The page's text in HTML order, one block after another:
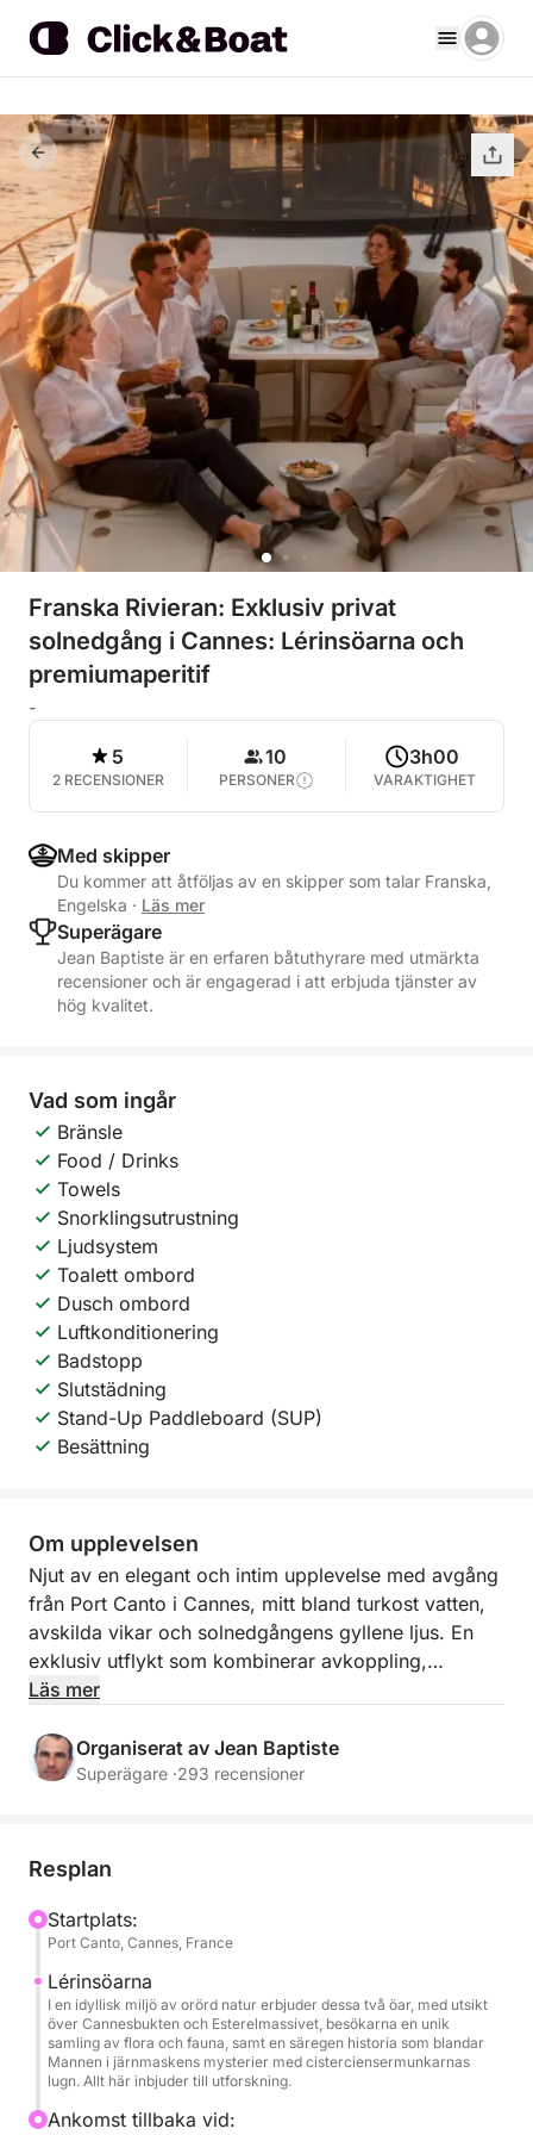
Franska Rivieran: Exklusiv privat
solnedgång i Cannes: Lérinsöarna och
premiumaperitif
-
5
2 RECENSIONER
10
PERSONER
3h00
VARAKTIGHET
Med skipper
Du kommer att åtföljas av en skipper som talar Franska,
Engelska · Läs mer
Superägare
Jean Baptiste är en erfaren båtuthyrare med utmärkta
recensioner och är engagerad i att erbjuda tjänster av
hög kvalitet.
Vad som ingår
Bränsle
Food / Drinks
Towels
Snorklingsutrustning
Ljudsystem
Toalett ombord
Dusch ombord
Luftkonditionering
Badstopp
Slutstädning
Stand-Up Paddleboard (SUP)
Besättning
Om upplevelsen
Njut av en elegant och intim upplevelse med avgång
från Port Canto i Cannes, mitt bland turkost vatten,
avskilda vikar och solnedgångens gyllene ljus. En
exklusiv utflykt som kombinerar avkoppling,
simning, snorkling, undervattensscooterturer och en
Med avgång från Port Canto i Cannes kan du ge dig
på ett elegant och gemytligt äventyr i hjärtat av
Exceptionell segling till Lérinsöarna
Bege dig mot de berömda Lérinsöarna, sanna
naturpärlor utanför Cannes kust. Segla mellan det
kristallklara vattnet i Île Sainte-Marguerite och de
vilda vikarna i Île Saint-Honorat, i en avkopplande
loungeatmosfär som förstärks av solnedgångens
färger.
Läs mer
Organiserat av Jean Baptiste
Superägare ·293 recensioner
Resplan
Startplats:
Port Canto, Cannes, France
Lérinsöarna
I en idyllisk miljö av orörd natur erbjuder dessa två öar, med utsikt
över Cannesbukten och Esterelmassivet, besökarna en unik
samling av flora och fauna, samt en säregen historia som blandar
Mannen i järnmaskens mysterier med cisterciensermunkarnas
lugn. Allt här inbjuder till utforskning.
Ankomst tillbaka vid: